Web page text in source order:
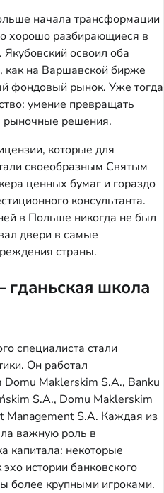
начала трансформации
хорошо разбирающиеся в
освоил оба
как на Варшавской бирже
фондовый рынок. Уже тогда
умение превращать
рыночные решения.
которые для
своеобразным Святым
ценных бумаг и гораздо
консультанта.
в Польше никогда не был
двери в самые
страны.
школа
специалиста стали
Он работал
Domu Maklerskim S.A., Banku
S.A., Domu Maklerskim
Management S.A. Каждая из
важную роль в
капитала: некоторые
истории банковского
более крупными игроками.